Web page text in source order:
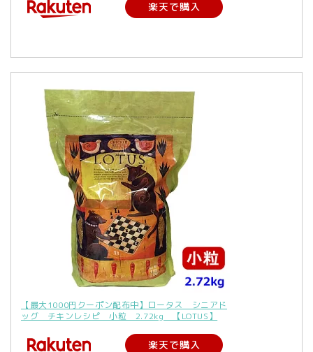
楽天で購入
【最大1000円クーポン配布中】ロータス シニアド
ッグ チキンレシピ 小粒 2.72kg 【LOTUS】
楽天で購入